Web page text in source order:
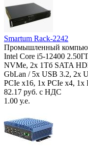
Smartum Rack-2242
Промышленный
Intel Core i5-12400
NVMe, 2x 1Тб SATA
GbLan / 5x USB 3.2, 2x
PCIe x16, 1x PCIe x4, 1x
82.17 руб. с НДС
1.00 у.е.